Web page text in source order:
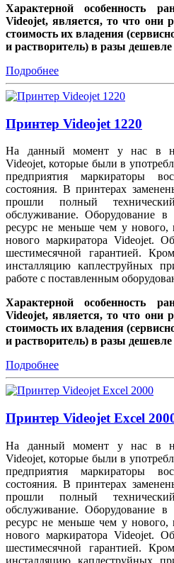
Характерной особенность
Videojet, является, то что они
стоимость их владения
и растворитель) в разы
Подробнее
Принтер Videojet 1220
На данный момент у нас в
Videojet, которые были в
предприятия маркираторы
состояния. В принтерах
прошли полный
обслуживание. Оборудование
ресурс не меньше чем у
нового маркиратора Videojet.
шестимесячной гарантией.
инсталляцию каплеструйных
работе с поставленным
Характерной особенность
Videojet, является, то что они
стоимость их владения
и растворитель) в разы
Подробнее
Принтер Videojet Excel
На данный момент у нас в
Videojet, которые были в
предприятия маркираторы
состояния. В принтерах
прошли полный
обслуживание. Оборудование
ресурс не меньше чем у
нового маркиратора Videojet.
шестимесячной гарантией.
инсталляцию каплеструйных